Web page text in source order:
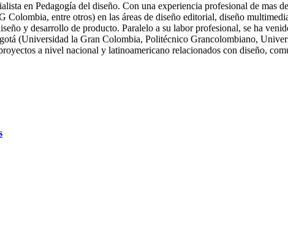
en Pedagogía del diseño. Con una experiencia profesional de mas
entre otros) en las áreas de diseño editorial, diseño
y desarrollo de producto. Paralelo a su labor profesional, se ha
(Universidad la Gran Colombia, Politécnico Grancolombiano,
a nivel nacional y latinoamericano relacionados con diseño,